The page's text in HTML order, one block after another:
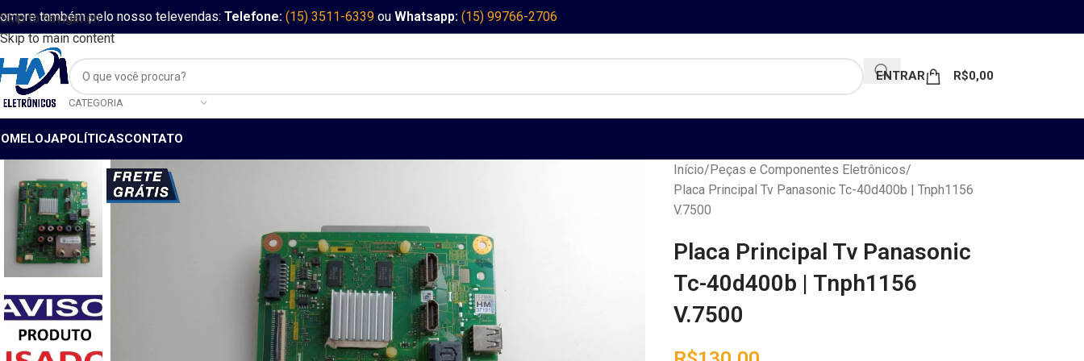
Skip to navigation
Skip to main content
também pelo nosso televendas: Telefone: (15) 3511-6339 ou Whatsapp: (15) 99766-2706
CATEGORIA
ENTRAR R$0,00
LOJAPOLÍTICASCONTATO
Início Peças e Componentes Eletrônicos
Placa Principal Tv Panasonic Tc-40d400b | Tnph1156
V.7500
Placa Principal Tv Panasonic
Tc-40d400b | Tnph1156
V.7500